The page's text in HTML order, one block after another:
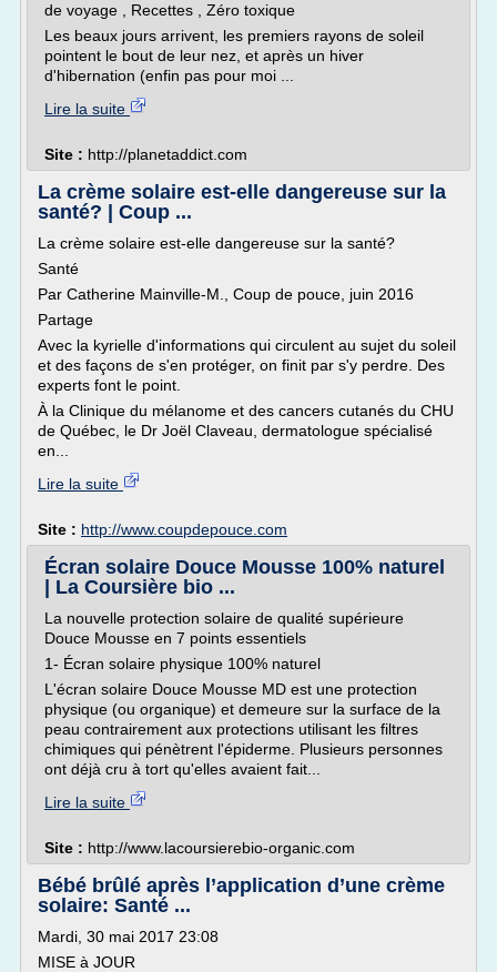
de voyage , Recettes , Zéro toxique
Les beaux jours arrivent, les premiers rayons de soleil
pointent le bout de leur nez, et après un hiver
d'hibernation (enfin pas pour moi ...
Lire la suite
Site : http://planetaddict.com
La crème solaire est-elle dangereuse sur la
santé? | Coup ...
La crème solaire est-elle dangereuse sur la santé?
Santé
Par Catherine Mainville-M., Coup de pouce, juin 2016
Partage
Avec la kyrielle d'informations qui circulent au sujet du soleil
et des façons de s'en protéger, on finit par s'y perdre. Des
experts font le point.
À la Clinique du mélanome et des cancers cutanés du CHU
de Québec, le Dr Joël Claveau, dermatologue spécialisé
en...
Lire la suite
Site : http://www.coupdepouce.com
Écran solaire Douce Mousse 100% naturel
| La Coursière bio ...
La nouvelle protection solaire de qualité supérieure
Douce Mousse en 7 points essentiels
1- Écran solaire physique 100% naturel
L'écran solaire Douce Mousse MD est une protection
physique (ou organique) et demeure sur la surface de la
peau contrairement aux protections utilisant les filtres
chimiques qui pénètrent l'épiderme. Plusieurs personnes
ont déjà cru à tort qu'elles avaient fait...
Lire la suite
Site : http://www.lacoursierebio-organic.com
Bébé brûlé après l’application d’une crème
solaire: Santé ...
Mardi, 30 mai 2017 23:08
MISE à JOUR